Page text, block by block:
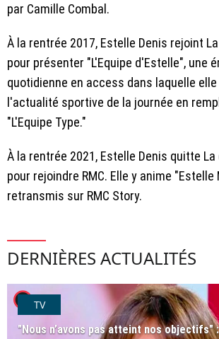
par Camille Combal.
À la rentrée 2017, Estelle Denis rejoint
pour présenter "L'Equipe d'Estelle", une
quotidienne en access dans laquelle
l'actualité sportive de la journée en
"L'Equipe Type."
À la rentrée 2021, Estelle Denis quitte La
pour rejoindre RMC. Elle y anime
retransmis sur RMC Story.
DERNIÈRES ACTUALITÉS
player2TV
"Nous n’avons pas atteint nos objectifs"